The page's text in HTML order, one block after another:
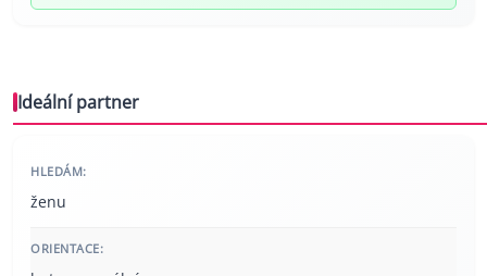
Ideální partner
HLEDÁM:
ženu
ORIENTACE: